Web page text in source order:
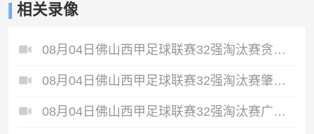
相关录像
08月04日佛山西甲足球联赛32强淘汰赛贪玩游戏VS美的薪火全场录像
08月04日佛山西甲足球联赛32强淘汰赛肇庆恒骏成VS三七互娱全场录像
08月04日佛山西甲足球联赛32强淘汰赛广东西南建设VS香港圣徒全场录像